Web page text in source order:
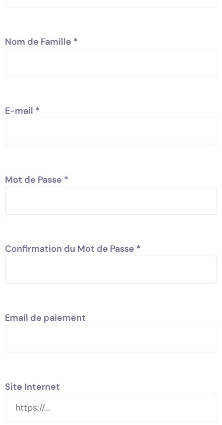
Nom de Famille *
E-mail *
Mot de Passe *
Confirmation du Mot de Passe *
Email de paiement
Site Internet